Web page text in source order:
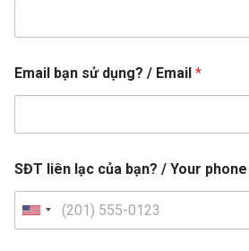
Email bạn sử dụng? / Email *
SĐT liên lạc của bạn? / Your
U